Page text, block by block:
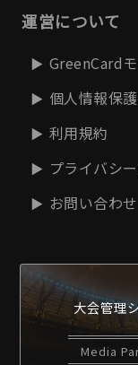
運営について
GreenCard
個人情報保
利用規約
プライバシ
お問い合わせ
大会管理
Media